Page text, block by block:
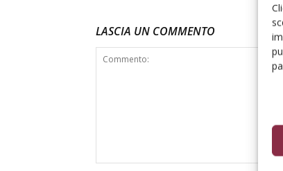
LASCIA UN COMMENTO